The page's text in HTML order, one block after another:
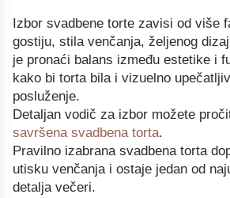
Izbor svadbene torte zavisi od više
gostiju, stila venčanja, željenog
je pronaći balans između estetike i
kako bi torta bila i vizuelno
posluženje.
Detaljan vodič za izbor možete
savršena svadbena torta.
Pravilno izabrana svadbena torta
utisku venčanja i ostaje jedan od
detalja večeri.